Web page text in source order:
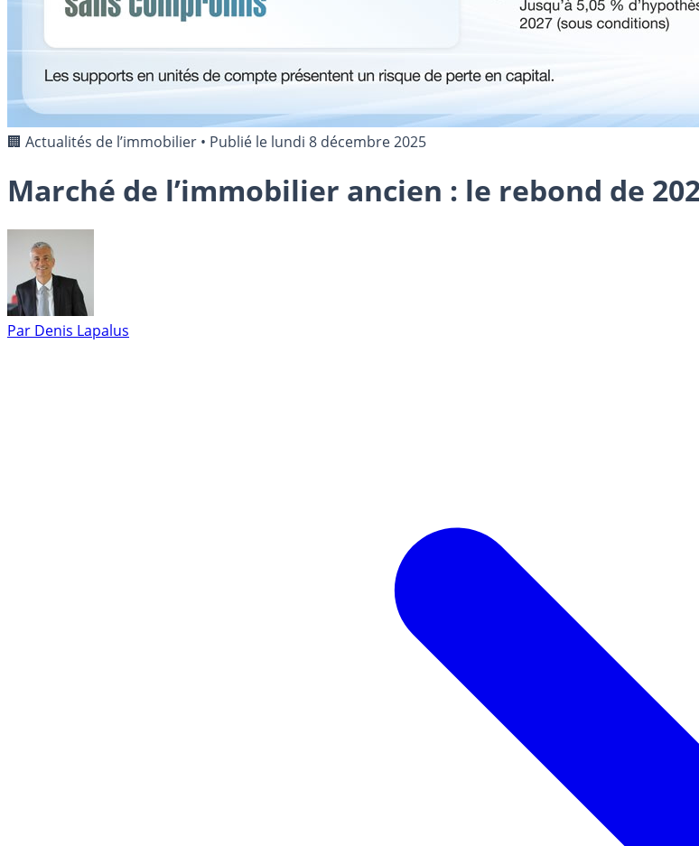
🏢 Actualités de l’immobilier • Publié le lundi 8 décembre 2025
Marché de l’immobilier ancien : le rebond de
Par Denis Lapalus